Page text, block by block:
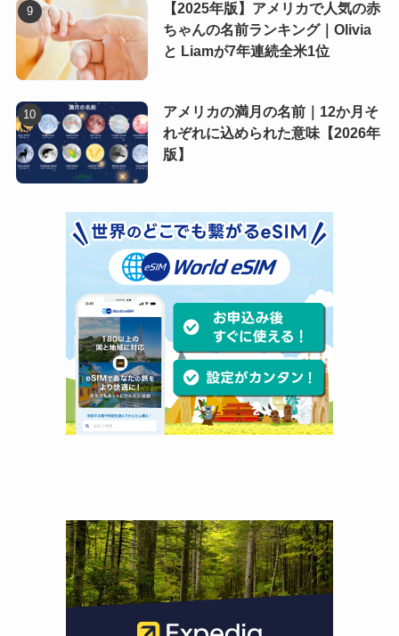
【2025年版】アメリカで人気の赤
ちゃんの名前ランキング｜Olivia
と Liamが7年連続全米1位
アメリカの満月の名前｜12か月そ
れぞれに込められた意味【2026年
版】